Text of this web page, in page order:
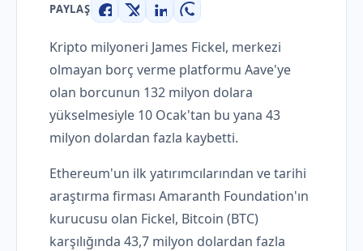
PAYLAŞ
Facebook
X LinkedInWhatsApp
Kripto milyoneri James Fickel, merkezi
olmayan borç verme platformu Aave'ye
olan borcunun 132 milyon dolara
yükselmesiyle 10 Ocak'tan bu yana 43
milyon dolardan fazla kaybetti.
Ethereum'un ilk yatırımcılarından ve tarihi
araştırma firması Amaranth Foundation'ın
kurucusu olan Fickel, Bitcoin (BTC)
karşılığında 43,7 milyon dolardan fazla